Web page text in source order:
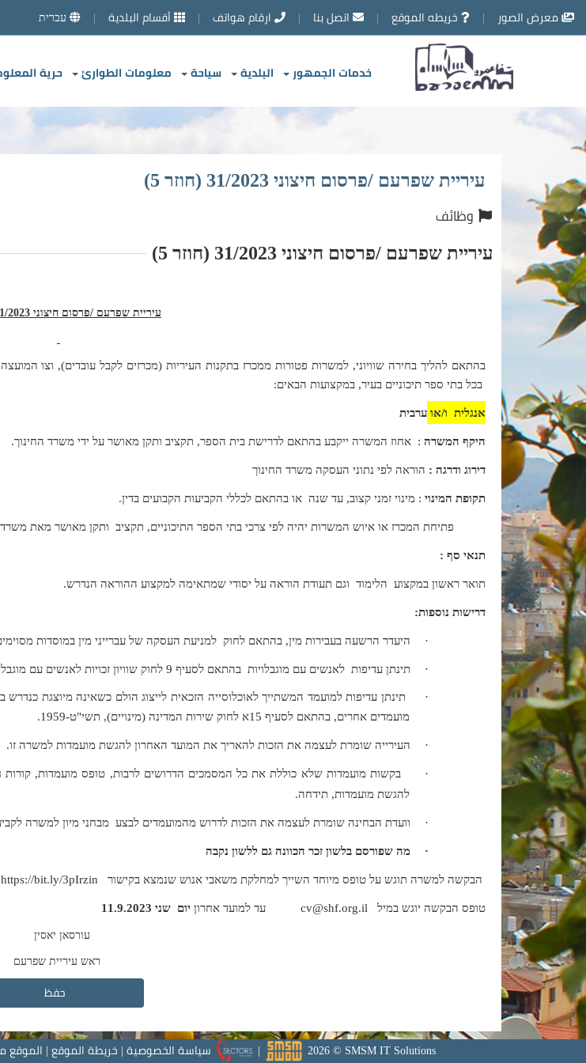
تخطي
إلى
محتوى
معرض الصور خريطه الموقع اتصل بنا ارقام هواتف أقسام البلدية עברית
خدمات الجمهور البلدية سياحة معلومات الطوارئ حرية
עיריית שפרעם /פרסום חיצוני 31/2023 (חוזר 5)
وظائف
עיריית שפרעם /פרסום חיצוני 31/2023 (חוזר 5)
עיריית שפרעם /פרסום חיצוני31/2023
בהתאם להליך בחירה שוויוני, למשרות פטורות ממכרז בתקנות העיריות (מכרזים לקבל עובדים), וצו
בכל בתי ספר תיכוניים בעיר, במקצועות הבאים:
אנגלית ו/אוערבית
היקף המשרה: אחוז המשרה ייקבע בהתאם לדרישת בית הספר, תקציב ותקן מאושר על ידי משרד החינוך.
דירוג ודרגה : הוראה לפי נתוני העסקה משרד החינוך
תקופת המינוי: מינוי זמני קצוב, עד שנה או בהתאם לכללי הקביעות הקבועים בדין.
פתיחת המכרז או איוש המשרות יהיה לפי צרכי בתי הספר התיכוניים, תקציב ותקן מאושר מאת משרד החינוך.
תנאי סף :
תואר ראשון במקצוע הלימוד וגם תעודת הוראה על יסודי שמתאימה למקצוע ההוראה הנדרש.
דרישות נוספות:
·
היעדר הרשעה בעבירות מין, בהתאם לחוק למניעת העסקה של עברייני מין במוסדות
·
תינתן עדיפות לאנשים עם מוגבלויות בהתאם לסעיף 9 לחוק שוויון זכויות לאנשים עם מוגבלות, התשנ"ח 1998
·
תינתן עדיפות למועמד המשתייך לאוכלוסייה הזכאית לייצוג הולם כשאינה מיוצגת
מועמדים אחרים, בהתאם לסעיף 15א לחוק שירות המדינה (מינויים), תשי"ט-1959.
·
העירייה שומרת לעצמה את הזכות להאריך את המועד האחרון להגשת מועמדות למשרה זו.
·
בקשות מועמדות שלא כוללת את כל המסמכים הדרושים לרבות, טופס מועמדות, קורות
להגשת מועמדות, תידחה.
·
וועדת הבחינה שומרת לעצמה את הזכות לדרוש מהמועמדים לבצע מבחני מיון למשרה
·
מה שפורסם בלשון זכר הכוונה גם ללשון נקבה
הבקשה למשרה תוגש על טופס מיוחד השייך למחלקת משאבי אנוש שנמצא בקישור https://bit.ly/3pIrzin
טופס הבקשה יוגש במיל cv@shf.org.il עד למועד אחרוןיום שני 11.9.2023
עורסאן יאסין
ראש עיריית שפרעם
حفظ
SMSM IT Solutions
©
2026
| سياسة الخصوصية| خريطة الموقع| الموقع